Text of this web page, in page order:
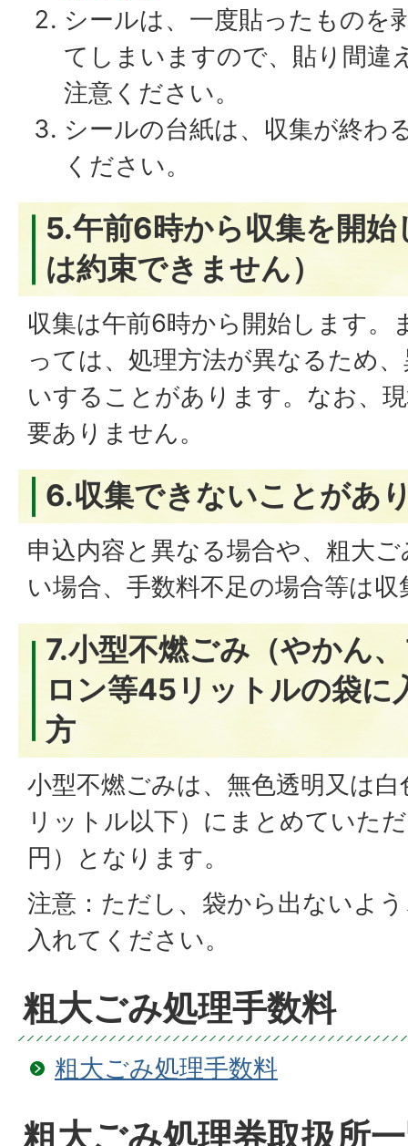
シールは、一度貼ったものを
てしまいますので、貼り間違
注意ください。
シールの台紙は、収集が終わ
ください。
5.午前6時から収集を開始
は約束できません）
収集は午前6時から開始します。
っては、処理方法が異なるため
いすることがあります。なお、
要ありません。
6.収集できないことがあ
申込内容と異なる場合や、粗大
い場合、手数料不足の場合等は
7.小型不燃ごみ（やかん
ロン等45リットルの袋に
方
小型不燃ごみは、無色透明又は
リットル以下）にまとめていた
円）となります。
注意：ただし、袋から出ないよ
入れてください。
粗大ごみ処理手数料
粗大ごみ処理手数料
粗大ごみ処理券取扱所